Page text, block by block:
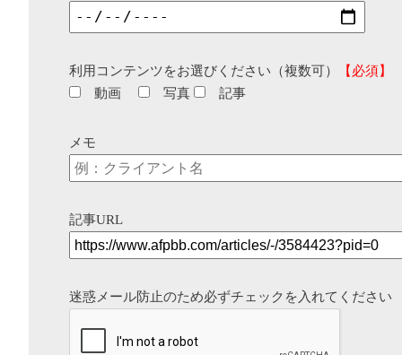
利用コンテンツをお選びください（複数可）
【必須】
動画
写真 記事
メモ
記事URL
迷惑メール防止のため必ずチェックを入れてください